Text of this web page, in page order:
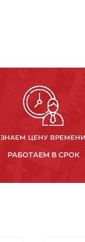
ЗНАЕМ ЦЕНУ ВРЕМЕНИ
РАБОТАЕМ В СРОК